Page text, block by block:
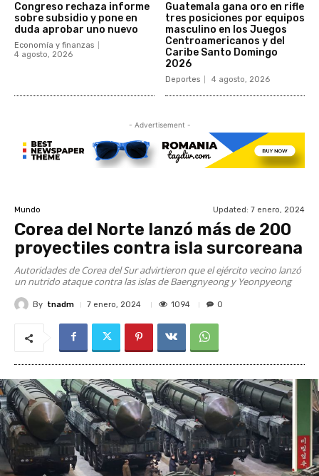
Congreso rechaza informe
sobre subsidio y pone en
duda aprobar uno nuevo
Economía y finanzas
4 agosto, 2026
Guatemala gana oro en rifle
tres posiciones por equipos
masculino en los Juegos
Centroamericanos y del
Caribe Santo Domingo
2026
Deportes 4 agosto, 2026
- Advertisement -